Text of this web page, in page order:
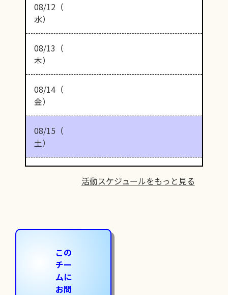
08/12（
水）
08/13（
木）
08/14（
金）
08/15（
土）
活動スケジュールをもっと見る
この
チー
ムに
お問